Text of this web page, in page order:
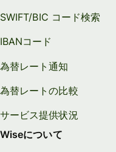
SWIFT/BIC コード検索
IBANコード
為替レート通知
為替レートの比較
サービス提供状況
Wiseについて